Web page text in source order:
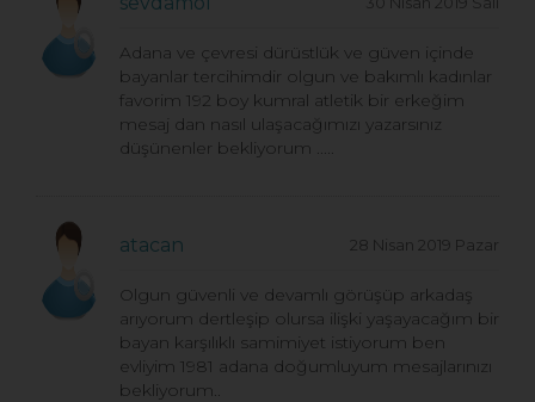
Adana ve çevresi dürüstlük ve güven içinde
bayanlar tercihimdir olgun ve bakımlı kadınlar
favorim 192 boy kumral atletik bir erkeğim
mesaj dan nasıl ulaşacağımızı yazarsınız
düşünenler bekliyorum .....
atacan 28 Nisan 2019 Pazar
Olgun güvenli ve devamlı görüşüp arkadaş
arıyorum dertleşip olursa ilişki yaşayacağım bir
bayan karşılıklı samimiyet istiyorum ben
evliyim 1981 adana doğumluyum mesajlarınızı
bekliyorum..